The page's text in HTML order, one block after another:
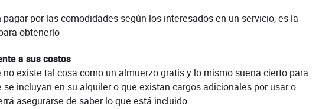
por las comodidades según los interesados en un servicio, es la
obtenerlo
a sus costos
existe tal cosa como un almuerzo gratis y lo mismo suena cierto para
incluyan en su alquiler o que existan cargos adicionales por usar o
asegurarse de saber lo que está incluido.